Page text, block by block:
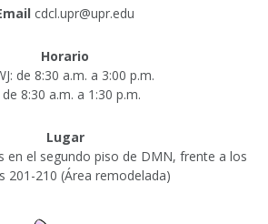
cdcl.upr@upr.edu
Horario
de 8:30 a.m. a 3:00 p.m.
de 8:30 a.m. a 1:30 p.m.
Lugar
en el segundo piso de DMN, frente a los
201-210 (Área remodelada)